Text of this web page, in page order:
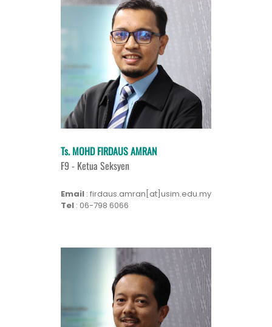
Ts. MOHD FIRDAUS AMRAN
F9 - Ketua Seksyen
Email : firdaus.amran[at]usim.edu.my
Tel : 06-798 6066